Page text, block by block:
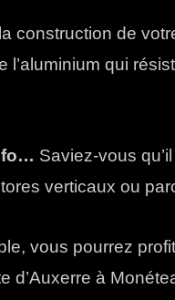
construction de
l’aluminium qui
Saviez-vous
verticaux ou
vous pourrez
d’Auxerre à